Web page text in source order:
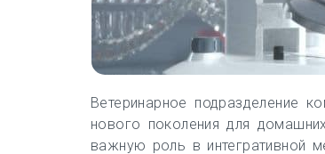
Ветеринарное подразделение
нового поколения для
важную роль в интегративной